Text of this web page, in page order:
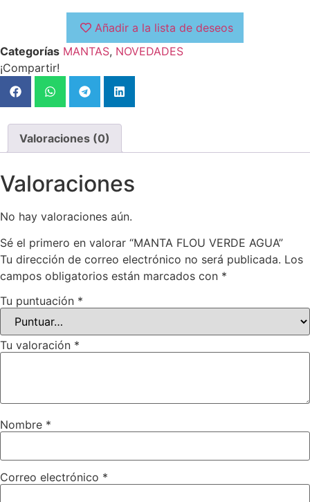
Añadir a la lista de deseos
Categorías MANTAS, NOVEDADES
¡Compartir!
Valoraciones (0)
Valoraciones
No hay valoraciones aún.
Sé el primero en valorar “MANTA FLOU VERDE AGUA”
Tu dirección de correo electrónico no será publicada. Los
campos obligatorios están marcados con *
Tu puntuación *
Tu valoración *
Nombre *
Correo electrónico *